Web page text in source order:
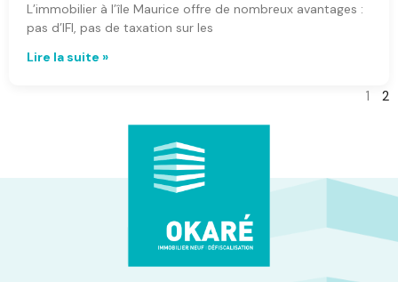
L’immobilier à l’île Maurice offre de nombreux avantages :
pas d’IFI, pas de taxation sur les
Lire la suite »
1 2